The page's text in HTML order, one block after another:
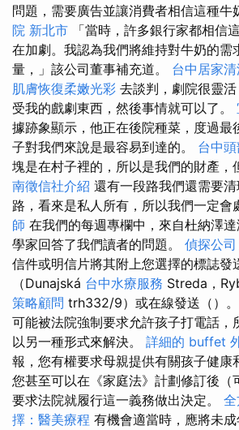
問題，需要廣告並讓消費者相信這種牛
院 新北市 「當時，許多銀行家都相信
在加劇。我認為我們將維持對牛奶的需
量，」該公司董事補充道。 台中居家
肌膚恢復柔嫩光彩 去談判，劇院很靈
受我的戲劇東西，然後事情就可以了。
據跡象顯示，他正在後院種菜，度過最
子對我們來說是最容易到達的。 台中
塊是在村子裡的，所以是我們的財產，
南徵信社介紹 還有一段路我們還需要
路，看來是私人所有，所以我們一定會
師 在我們的每週專欄中，來自杜納澤
學家回答了我們讀者的問題。 偵探公司
信件或明信片將其附上您選擇的標誌發
（Dunajská 台中水療服務 Streda，
策略顧問 trh332/9）或在線發送（）
可能被法院強制要求允許孩子打電話，
以另一種形式來解決。 詳細的 buffet
報，您有權要求母親提供有關孩子健康
您甚至可以在《家庭法》計劃修訂後（
要求法院就履行這一義務做出決定。
擇：醫美療程 有機會適當時，應將未